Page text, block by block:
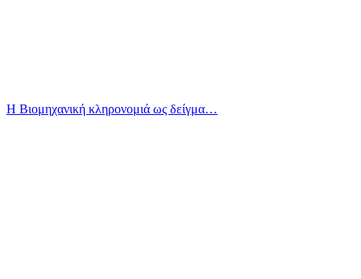
Η Βιομηχανική κληρονομιά ως δείγμα…